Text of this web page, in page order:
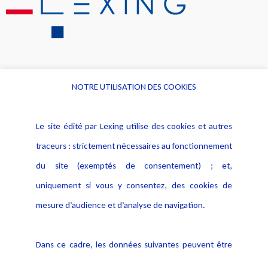
Alerte professionnelle
Déclaration d'accessibilité
Notice Légale
Politique de protection des
données
Publications
NOTRE UTILISATION DES COOKIES
Le site édité par Lexing utilise des cookies et autres
traceurs : strictement nécessaires au fonctionnement
du site (exemptés de consentement) ; et,
uniquement si vous y consentez, des cookies de
mesure d’audience et d’analyse de navigation.
Dans ce cadre, les données suivantes peuvent être